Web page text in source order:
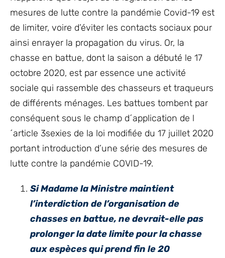
mesures de lutte contre la pandémie Covid-19 est
de limiter, voire d’éviter les contacts sociaux pour
ainsi enrayer la propagation du virus. Or, la
chasse en battue, dont la saison a débuté le 17
octobre 2020, est par essence une activité
sociale qui rassemble des chasseurs et traqueurs
de différents ménages. Les battues tombent par
conséquent sous le champ d´application de l
´article 3sexies de la loi modifiée du 17 juillet 2020
portant introduction d’une série des mesures de
lutte contre la pandémie COVID-19.
Si Madame la Ministre maintient
l’interdiction de l’organisation de
chasses en battue, ne devrait-elle pas
prolonger la date limite pour la chasse
aux espèces qui prend fin le 20